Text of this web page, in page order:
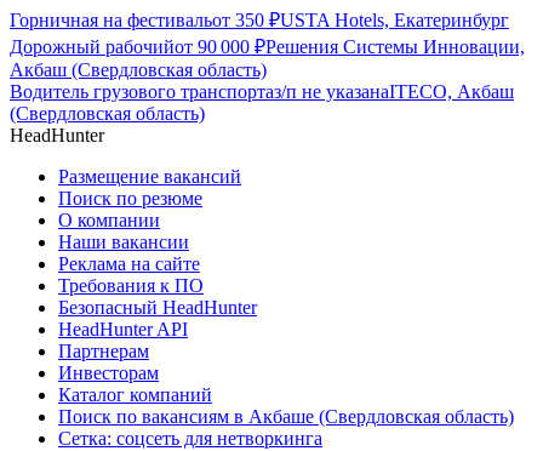
Горничная на фестивальот 350 ₽USTA Hotels, Екатеринбург
Дорожный рабочийот 90 000 ₽Решения Системы Инновации,
Акбаш (Свердловская область)
Водитель грузового транспортаз/п не указанаITECO, Акбаш
(Свердловская область)
HeadHunter
Размещение вакансий
Поиск по резюме
О компании
Наши вакансии
Реклама на сайте
Требования к ПО
Безопасный HeadHunter
HeadHunter API
Партнерам
Инвесторам
Каталог компаний
Поиск по вакансиям в Акбаше (Свердловская область)
Сетка: соцсеть для нетворкинга